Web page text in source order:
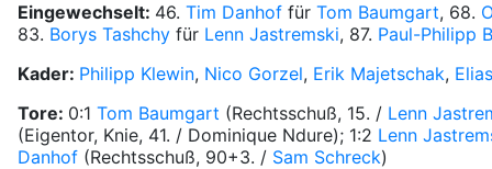
Eingewechselt: 46. Tim Danhof für Tom Baumgart, 68.
83. Borys Tashchy für Lenn Jastremski, 87. Paul-Philipp
Kader: Philipp Klewin, Nico Gorzel, Erik Majetschak,
Tore: 0:1 Tom Baumgart (Rechtsschuß, 15. / Lenn
(Eigentor, Knie, 41. / Dominique Ndure); 1:2 Lenn
Danhof (Rechtsschuß, 90+3. / Sam Schreck)